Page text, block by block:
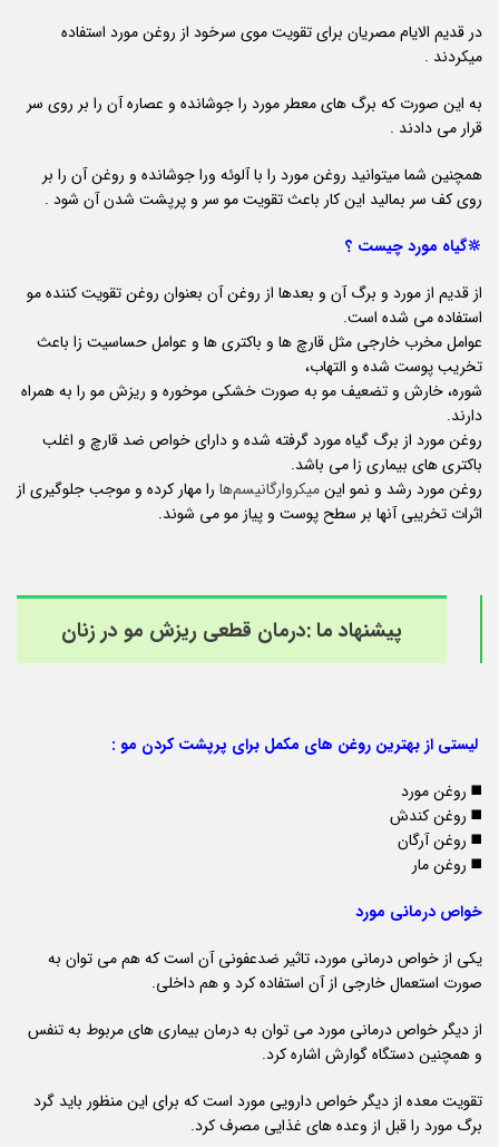
در قدیم الایام مصریان برای تقویت موی سرخود از روغن مورد استفاده
میکردند .
به این صورت که برگ های معطر مورد را جوشانده و عصاره آن را بر روی سر
قرار می دادند .
همچنین شما میتوانید روغن مورد را با آلوئه ورا جوشانده و روغن آن را بر
روی کف سر بمالید این کار باعث تقویت مو سر و پرپشت شدن آن شود .
🔆گیاه مورد چیست ؟
از قدیم از مورد و برگ آن و بعدها از روغن آن بعنوان روغن تقویت کننده مو
استفاده می‌ شده است.
عوامل مخرب خارجی مثل قارچ‌ ها و باکتری‌ ها و عوامل حساسیت‌ زا باعث
تخریب پوست شده و التهاب،
شوره، خارش و تضعیف مو به صورت خشکی موخوره و ریزش مو را به همراه
دارند.
روغن مورد از برگ گیاه مورد گرفته شده و دارای خواص ضد قارچ و اغلب
باکتری‌ های بیماری‌ زا می باشد.
روغن مورد رشد و نمو اینمیکروارگانیسم‌ها را مهار کرده و موجب جلوگیری از
اثرات تخریبی آنها بر سطح پوست و پیاز مو می شوند.
پیشنهاد ما :درمان قطعی ریزش مو در زنان
لیستی از بهترین روغن های مکمل برای پرپشت کردن مو :
◼️ روغن مورد
◼️ روغن کندش
◼️ روغن آرگان
◼️ روغن مار
خواص درمانی مورد
یکی از خواص درمانی مورد، تاثیر ضدعفونی آن است که هم می توان به
صورت استعمال خارجی از آن استفاده کرد و هم داخلی.
از دیگر خواص درمانی مورد می توان به درمان بیماری های مربوط به تنفس
و همچنین دستگاه گوارش اشاره کرد.
تقویت معده از دیگر خواص دارویی مورد است که برای این منظور باید گرد
برگ مورد را قبل از وعده های غذایی مصرف کرد.